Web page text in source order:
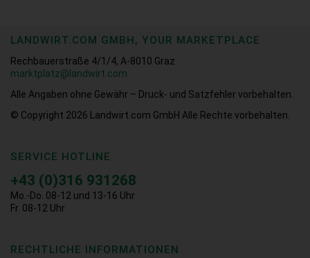
LANDWIRT.COM GMBH, YOUR MARKETPLACE
Rechbauerstraße 4/1/4, A-8010 Graz
marktplatz@landwirt.com
Alle Angaben ohne Gewähr – Druck- und Satzfehler vorbehalten.
© Copyright 2026
Landwirt.com GmbH Alle Rechte vorbehalten.
SERVICE HOTLINE
+43 (0)316 931268
Mo.-Do. 08-12 und 13-16 Uhr
Fr. 08-12 Uhr
RECHTLICHE INFORMATIONEN